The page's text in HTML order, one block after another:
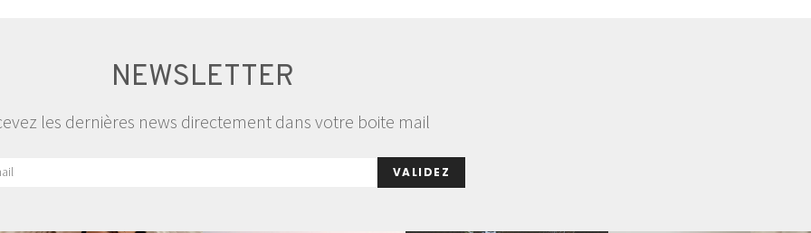
NEWSLETTER
les dernières news directement dans votre boite mail
VALIDEZ